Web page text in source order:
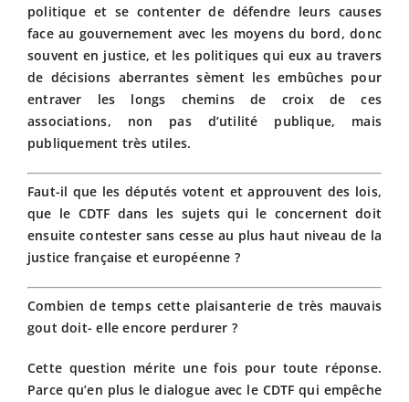
politique et se contenter de défendre leurs causes
face au gouvernement avec les moyens du bord, donc
souvent en justice, et les politiques qui eux au travers
de décisions aberrantes sèment les embûches pour
entraver les longs chemins de croix de ces
associations, non pas d’utilité publique, mais
publiquement très utiles.
Faut-il que les députés votent et approuvent des lois,
que le CDTF dans les sujets qui le concernent doit
ensuite contester sans cesse au plus haut niveau de la
justice française et européenne ?
Combien de temps cette plaisanterie de très mauvais
gout doit- elle encore perdurer ?
Cette question mérite une fois pour toute réponse.
Parce qu’en plus le dialogue avec le CDTF qui empêche